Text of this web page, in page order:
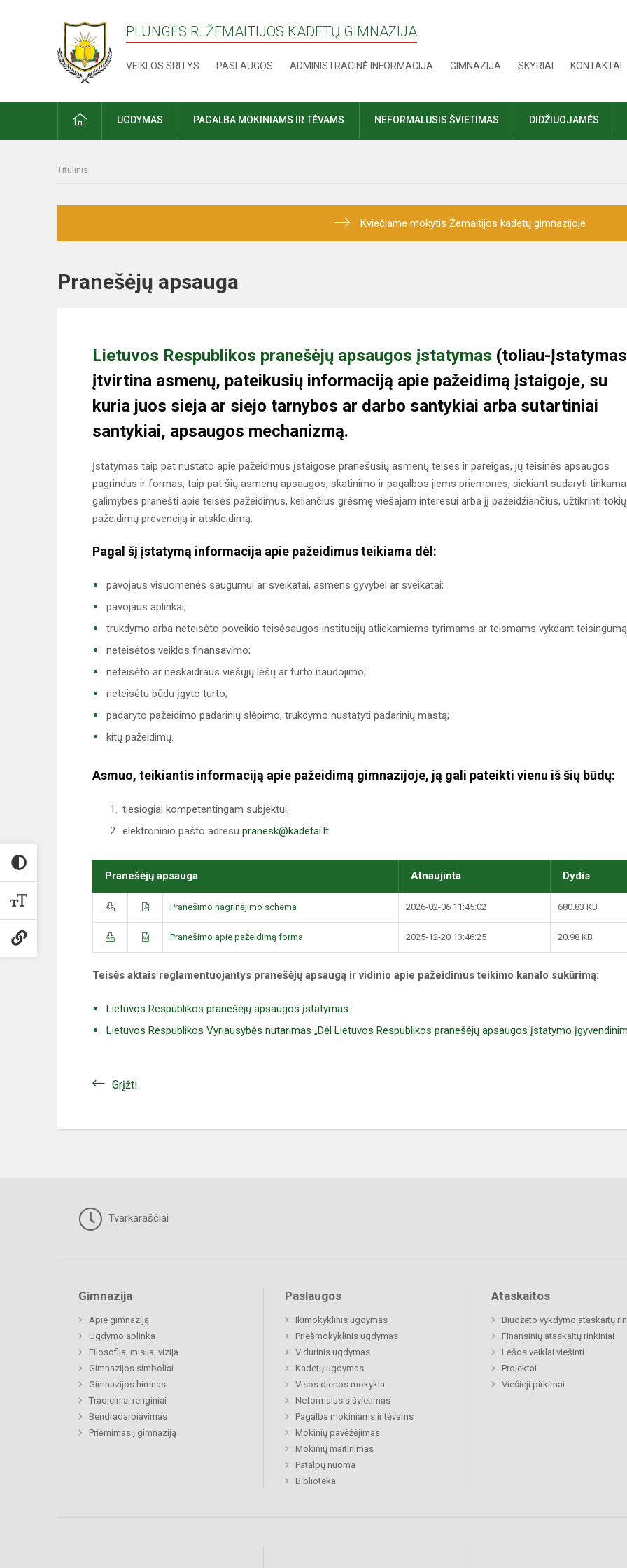
PLUNGĖS R. ŽEMAITIJOS KADETŲ GIMNAZIJA
VEIKLOS SRITYS PASLAUGOS ADMINISTRACINĖ INFORMACIJA GIMNAZIJA SKYRIAI KONTAKTAI
PRADŽIAUGDYMAS PAGALBA MOKINIAMS IR TĖVAMS NEFORMALUSIS ŠVIETIMAS DIDŽIUOJAMĖS
Titulinis
Kviečiame mokytis Žemaitijos kadetų gimnazijoje
Pranešėjų apsauga
Lietuvos Respublikos pranešėjų apsaugos įstatymas (toliau-
įtvirtina asmenų, pateikusių informaciją apie pažeidimą įstaigoje, su
kuria juos sieja ar siejo tarnybos ar darbo santykiai arba sutartiniai
santykiai, apsaugos mechanizmą.
Įstatymas taip pat nustato apie pažeidimus įstaigose pranešusių asmenų teises ir pareigas, jų teisinės apsaugos
pagrindus ir formas, taip pat šių asmenų apsaugos, skatinimo ir pagalbos jiems priemones, siekiant sudaryti
galimybes pranešti apie teisės pažeidimus, keliančius grėsmę viešajam interesui arba jį pažeidžiančius, užtikrinti tokių
pažeidimų prevenciją ir atskleidimą.
Pagal šį įstatymą informacija apie pažeidimus teikiama dėl:
pavojaus visuomenės saugumui ar sveikatai, asmens gyvybei ar sveikatai;
pavojaus aplinkai;
trukdymo arba neteisėto poveikio teisėsaugos institucijų atliekamiems tyrimams ar teismams vykdant
neteisėtos veiklos finansavimo;
neteisėto ar neskaidraus viešųjų lėšų ar turto naudojimo;
neteisėtu būdu įgyto turto;
padaryto pažeidimo padarinių slėpimo, trukdymo nustatyti padarinių mastą;
kitų pažeidimų.
Asmuo, teikiantis informaciją apie pažeidimą gimnazijoje, ją gali pateikti vienu iš šių būdų:
tiesiogiai kompetentingam subjektui;
elektroninio pašto adresu pranesk@kadetai.lt
Pranešėjų apsauga Atnaujinta Dydis
Pranešimo nagrinėjimo schema 2026-02-06 11:45:02 680.83 KB
Pranešimo apie pažeidimą forma 2025-12-20 13:46:25 20.98 KB
Teisės aktais reglamentuojantys pranešėjų apsaugą ir vidinio apie pažeidimus teikimo kanalo sukūrimą:
Lietuvos Respublikos pranešėjų apsaugos įstatymas
Lietuvos Respublikos Vyriausybės nutarimas „Dėl Lietuvos Respublikos pranešėjų apsaugos įstatymo
Grįžti
Tvarkaraščiai
Gimnazija
Apie gimnaziją
Ugdymo aplinka
Filosofija, misija, vizija
Gimnazijos simboliai
Gimnazijos himnas
Tradiciniai renginiai
Bendradarbiavimas
Priėmimas į gimnaziją
Paslaugos
Ikimokyklinis ugdymas
Priešmokyklinis ugdymas
Vidurinis ugdymas
Kadetų ugdymas
Visos dienos mokykla
Neformalusis švietimas
Pagalba mokiniams ir tėvams
Mokinių pavėžėjimas
Mokinių maitinimas
Patalpų nuoma
Biblioteka
Ataskaitos
Biudžeto vykdymo ataskaitų
Finansinių ataskaitų rinkiniai
Lėšos veiklai viešinti
Projektai
Viešieji pirkimai